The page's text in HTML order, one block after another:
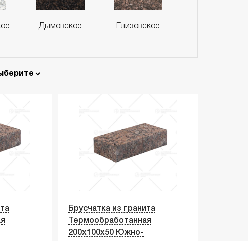
Дымовское Елизовское
Брусчатка из гранита
Термообработанная
200х100х50 Южно-